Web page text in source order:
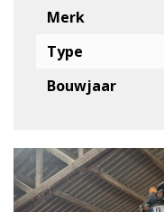
Merk
Type
Bouwjaar